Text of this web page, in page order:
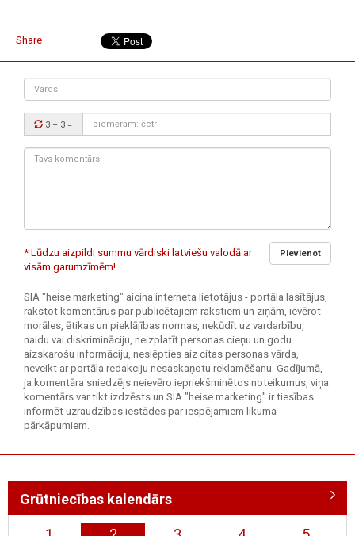
Share
Vārds
Drošības
kods:
3 + 3 =
Tavs
Pievienot
* Lūdzu aizpildi summu vārdiski latviešu valodā ar
visām garumzīmēm!
SIA "heise marketing" aicina interneta lietotājus - portāla lasītājus,
rakstot komentārus par publicētajiem rakstiem un ziņām, ievērot
morāles, ētikas un pieklājības normas, nekūdīt uz vardarbību,
naidu vai diskrimināciju, neizplatīt personas cieņu un godu
aizskarošu informāciju, neslēpties aiz citas personas vārda,
neveikt ar portāla redakciju nesaskaņotu reklamēšanu. Gadījumā,
ja komentāra sniedzējs neievēro iepriekšminētos noteikumus, viņa
komentārs var tikt izdzēsts un SIA "heise marketing" ir tiesības
informēt uzraudzības iestādes par iespējamiem likuma
pārkāpumiem.
Grūtniecības kalendārs